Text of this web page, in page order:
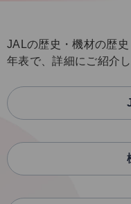
JALの歴史・機材の歴
年表で、詳細にご紹介し